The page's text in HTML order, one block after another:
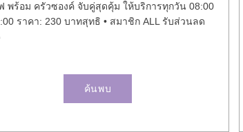
พร้อม ครัวซองค์ จับคู่สุดคุ้ม ให้บริการทุกวัน 08:00
ราคา: 230 บาทสุทธิ • สมาชิก ALL รับส่วนลด
ค้นพบ